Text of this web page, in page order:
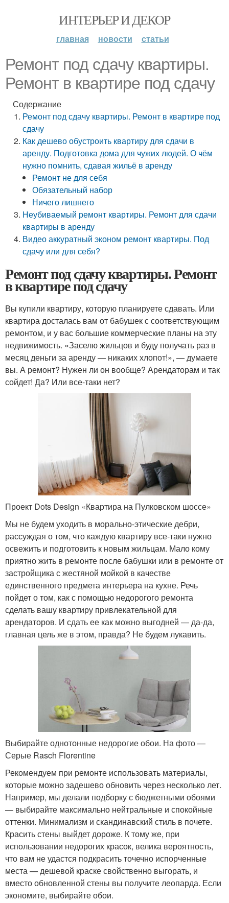
ИНТЕРЬЕР И ДЕКОР
главная новости статьи
Ремонт под сдачу квартиры.
Ремонт в квартире под сдачу
Содержание
Ремонт под сдачу квартиры. Ремонт в квартире под
сдачу
Как дешево обустроить квартиру для сдачи в
аренду. Подготовка дома для чужих людей. О чём
нужно помнить, сдавая жильё в аренду
Ремонт не для себя
Обязательный набор
Ничего лишнего
Неубиваемый ремонт квартиры. Ремонт для сдачи
квартиры в аренду
Видео аккуратный эконом ремонт квартиры. Под
сдачу или для себя?
Ремонт под сдачу квартиры. Ремонт
в квартире под сдачу
Вы купили квартиру, которую планируете сдавать. Или
квартира досталась вам от бабушек с соответствующим
ремонтом, и у вас большие коммерческие планы на эту
недвижимость. «Заселю жильцов и буду получать раз в
месяц деньги за аренду — никаких хлопот!», — думаете
вы. А ремонт? Нужен ли он вообще? Арендаторам и так
сойдет! Да? Или все-таки нет?
Проект Dots Design «Квартира на Пулковском шоссе»
Мы не будем уходить в морально-этические дебри,
рассуждая о том, что каждую квартиру все-таки нужно
освежить и подготовить к новым жильцам. Мало кому
приятно жить в ремонте после бабушки или в ремонте от
застройщика с жестяной мойкой в качестве
единственного предмета интерьера на кухне. Речь
пойдет о том, как с помощью недорогого ремонта
сделать вашу квартиру привлекательной для
арендаторов. И сдать ее как можно выгодней — да-да,
главная цель же в этом, правда? Не будем лукавить.
Выбирайте однотонные недорогие обои. На фото —
Серые Rasch Florentine
Рекомендуем при ремонте использовать материалы,
которые можно задешево обновить через несколько лет.
Например, мы делали подборку с бюджетными обоями
— выбирайте максимально нейтральные и спокойные
оттенки. Минимализм и скандинавский стиль в почете.
Красить стены выйдет дороже. К тому же, при
использовании недорогих красок, велика вероятность,
что вам не удастся подкрасить точечно испорченные
места — дешевой краске свойственно выгорать, и
вместо обновленной стены вы получите леопарда. Если
экономите, выбирайте обои.